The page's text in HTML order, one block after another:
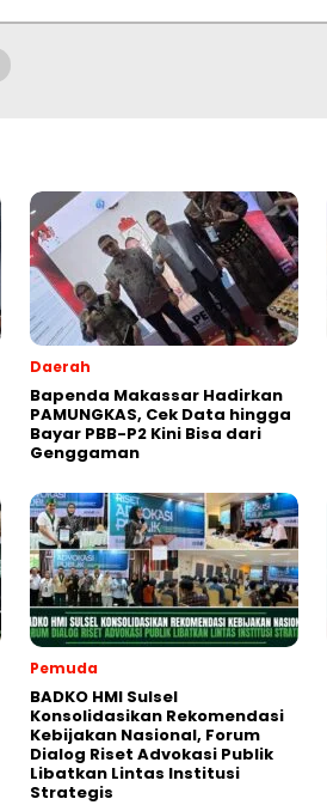
Daerah
Bapenda Makassar Hadirkan
PAMUNGKAS, Cek Data hingga
Bayar PBB-P2 Kini Bisa dari
Genggaman
Pemuda
BADKO HMI Sulsel
Konsolidasikan Rekomendasi
Kebijakan Nasional, Forum
Dialog Riset Advokasi Publik
Libatkan Lintas Institusi
Strategis